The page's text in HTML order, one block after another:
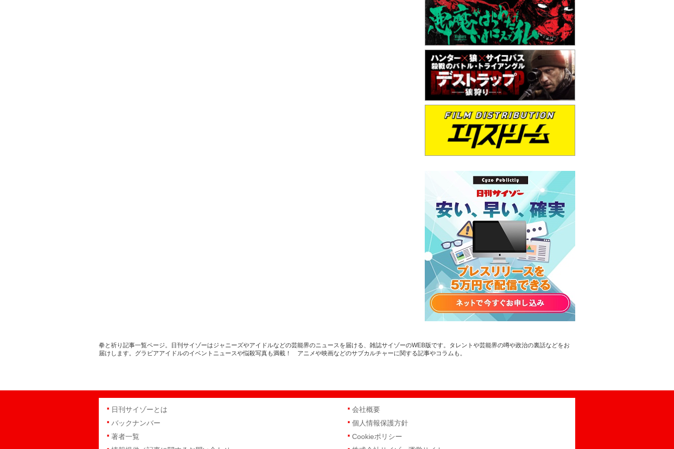
拳と祈り記事一覧ページ。日刊サイゾーはジャニーズやアイドルなどの芸能界のニュースを届ける、雑誌サイゾーのWEB版です。タレントや芸能界の噂や政治の裏話などをお
届けします。グラビアアイドルのイベントニュースや悩殺写真も満載！ アニメや映画などのサブカルチャーに関する記事やコラムも。
日刊サイゾーとは
バックナンバー
著者一覧
会社概要
個人情報保護方針
Cookieポリシー